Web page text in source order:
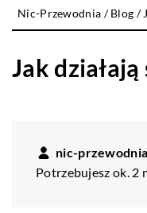
Nic-Przewodnia /Blog /
Jak działają
nic-przewodnia
Potrzebujesz ok. 2